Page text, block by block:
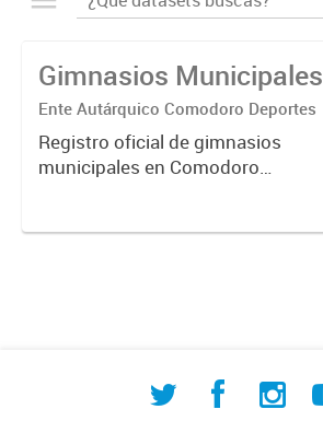
Gimnasios Municipales
Ente Autárquico Comodoro Deportes
Registro oficial de gimnasios
municipales en Comodoro
datos de contacto y fecha de